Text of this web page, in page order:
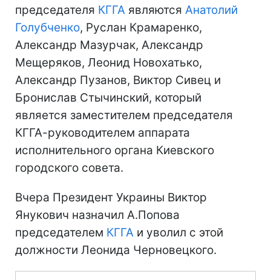
председателя КГГА являются Анатолий
Голубченко, Руслан Крамаренко,
Александр Мазурчак, Александр
Мещеряков, Леонид Новохатько,
Александр Пузанов, Виктор Сивец и
Бронислав Стычинский, который
является заместителем председателя
КГГА-руководителем аппарата
исполнительного органа Киевского
городского совета.
Вчера Президент Украины Виктор
Янукович назначил А.Попова
председателем КГГА и уволил с этой
должности Леонида Черновецкого.